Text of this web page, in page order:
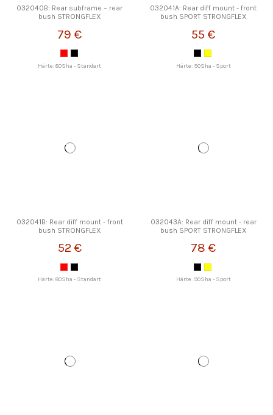
032040B: Rear subframe – rear
bush STRONGFLEX
79 €
Härte: 80Sha - Standart
032041A: Rear diff mount - front
bush SPORT STRONGFLEX
55 €
Härte: 90Sha - Sport
032041B: Rear diff mount - front
bush STRONGFLEX
52 €
Härte: 80Sha - Standart
032043A: Rear diff mount - rear
bush SPORT STRONGFLEX
78 €
Härte: 90Sha - Sport